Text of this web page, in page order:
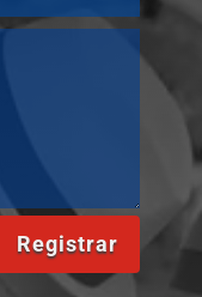
Registrar